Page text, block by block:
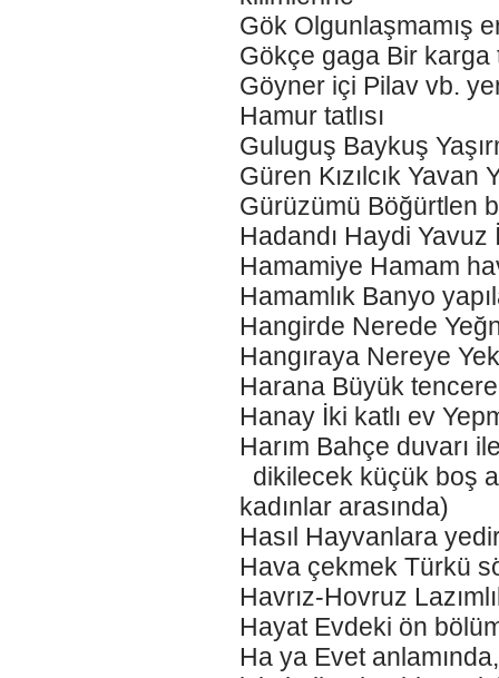
Gök Olgunlaşmamış
Gökçe gaga Bir karga
Göyner içi Pilav vb.
Hamur tatlısı
Guluguş Baykuş
Güren Kızılcık
Gürüzümü Böğürtlen
Hadandı Haydi Yavuz
Hamamiye Hamam
Hamamlık Banyo
Hangirde Nerede
Hangıraya Nereye
Harana Büyük tencere
Hanay İki katlı ev
Harım Bahçe duvarı
dikilecek küçük boş
kadınlar arasında)
Hasıl Hayvanlara
Hava çekmek Türkü
Havrız-Hovruz
Hayat Evdeki ön
Ha ya Evet